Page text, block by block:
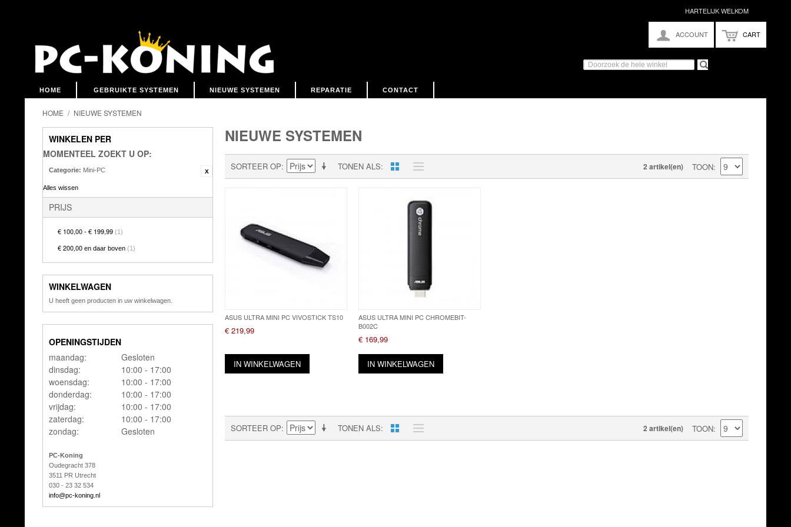
HARTELIJK WELKOM
ACCOUNT CART
HOME GEBRUIKTE SYSTEMEN NIEUWE SYSTEMEN REPARATIE CONTACT
HOME / NIEUWE SYSTEMEN
WINKELEN PER
MOMENTEEL ZOEKT U OP:
Categorie: Mini-PC
Alles wissen
PRIJS
€ 100,00 - € 199,99 (1)
€ 200,00 en daar boven (1)
NIEUWE SYSTEMEN
TONEN ALS
SORTEER OP 2 artikel(en) TOON
ASUS ULTRA MINI PC VIVOSTICK TS10
€ 219,99
IN WINKELWAGEN
ASUS ULTRA MINI PC CHROMEBIT-
B002C
€ 169,99
IN WINKELWAGEN
TONEN ALS
SORTEER OP 2 artikel(en) TOON
WINKELWAGEN
U heeft geen producten in uw winkelwagen.
OPENINGSTIJDEN
maandag:
dinsdag:
woensdag:
donderdag:
vrijdag:
zaterdag:
zondag:
Gesloten
10:00 - 17:00
10:00 - 17:00
10:00 - 17:00
10:00 - 17:00
10:00 - 17:00
Gesloten
PC-Koning
Oudegracht 378
3511 PR Utrecht
030 - 23 32 534
info@pc-koning.nl